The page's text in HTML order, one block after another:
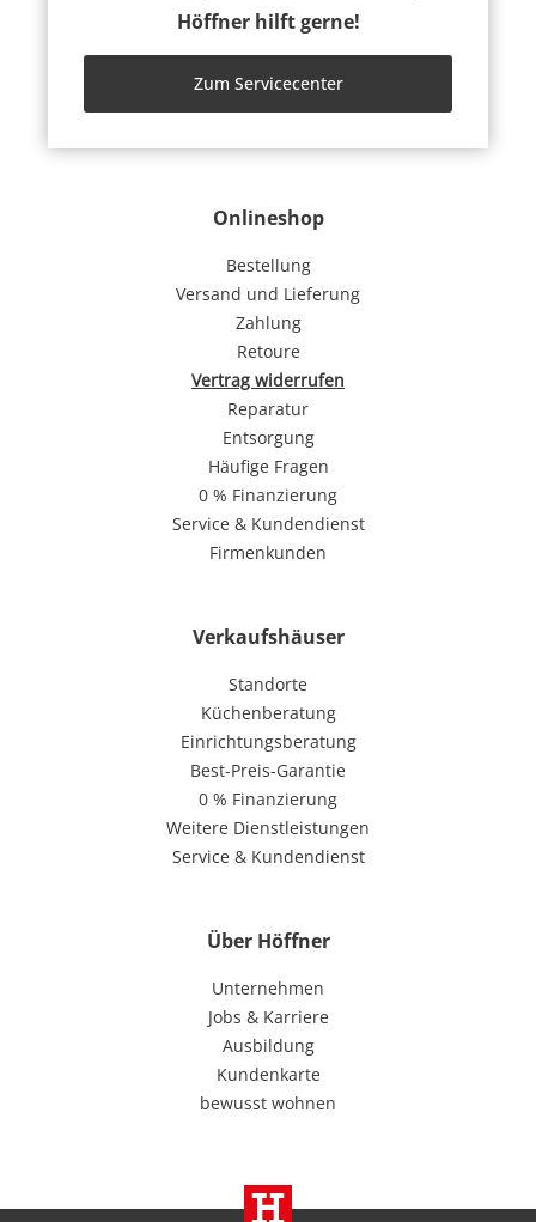
Onlineshop
Bestellung
Versand und Lieferung
Zahlung
Retoure
Vertrag widerrufen
Reparatur
Entsorgung
Häufige Fragen
0 % Finanzierung
Service & Kundendienst
Firmenkunden
Verkaufshäuser
Standorte
Küchenberatung
Einrichtungsberatung
Best-Preis-Garantie
0 % Finanzierung
Weitere Dienstleistungen
Service & Kundendienst
Über Höffner
Unternehmen
Jobs & Karriere
Ausbildung
Kundenkarte
bewusst wohnen
Höffner hilft gerne!
Zum Servicecenter